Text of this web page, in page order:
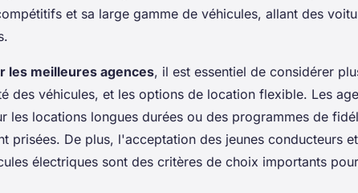
et sa large gamme de véhicules, allant des
les meilleures agences, il est essentiel de considérer
des véhicules, et les options de location flexible. Les
les locations longues durées ou des programmes de
prisées. De plus, l'acceptation des jeunes conducteurs
électriques sont des critères de choix importants